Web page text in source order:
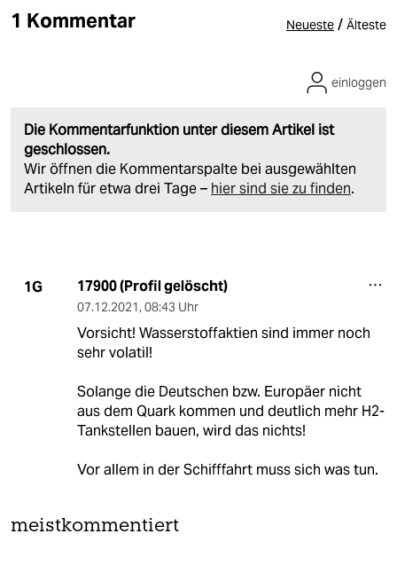
1 Kommentar Neueste / Älteste
Die Kommentarfunktion unter diesem Artikel ist
geschlossen.
Wir öffnen die Kommentarspalte bei ausgewählten
Artikeln für etwa drei Tage – hier sind sie zu finden.
einloggen
1G 17900 (Profil gelöscht)
07.12.2021, 08:43 Uhr
Vorsicht! Wasserstoffaktien sind immer noch
sehr volatil!
Solange die Deutschen bzw. Europäer nicht
aus dem Quark kommen und deutlich mehr H2-
Tankstellen bauen, wird das nichts!
Vor allem in der Schifffahrt muss sich was tun.
meistkommentiert